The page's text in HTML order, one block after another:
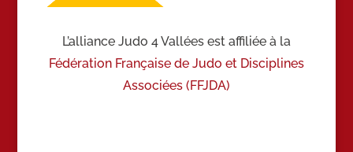
L’alliance Judo 4 Vallées est affiliée à la
Fédération Française de Judo et Disciplines
Associées (FFJDA)